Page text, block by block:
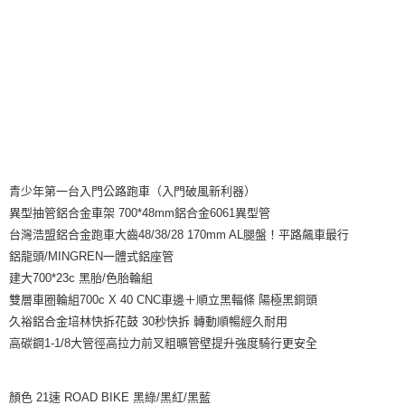
青少年第一台入門公路跑車（入門破風新利器）
異型抽管鋁合金車架 700*48mm鋁合金6061異型管
台灣浩盟鋁合金跑車大齒48/38/28 170mm AL腿盤！平路飆車最行
鋁龍頭/MINGREN一體式鋁座管
建大700*23c 黑胎/色胎輪組
雙層車圈輪組700c X 40 CNC車邊＋順立黑輻條 陽極黑銅頭
久裕鋁合金培林快拆花鼓 30秒快拆 轉動順暢經久耐用
高碳鋼1-1/8大管徑高拉力前叉粗曠管壁提升強度騎行更安全
顏色 21速 ROAD BIKE 黑綠/黑紅/黑藍